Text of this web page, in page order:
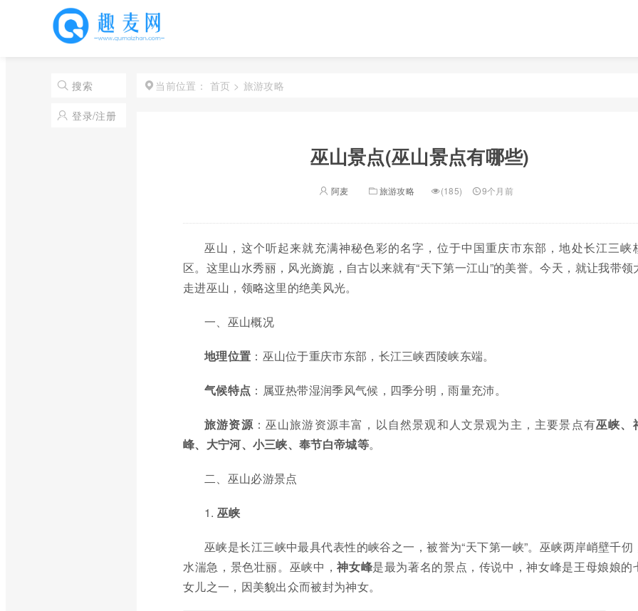
搜索
登录/注册
当前位置： 首页 > 旅游攻略
巫山景点(巫山景点有哪些)
阿麦 旅游攻略 (185) 9个月前
巫山，这个听起来就充满神秘色彩的名字，位于中国重庆市东部，地处长江三峡
区。这里山水秀丽，风光旖旎，自古以来就有“天下第一江山”的美誉。今天，就让我带领
走进巫山，领略这里的绝美风光。
一、巫山概况
地理位置 ：巫山位于重庆市东部，长江三峡西陵峡东端。
气候特点 ：属亚热带湿润季风气候，四季分明，雨量充沛。
旅游资源：巫山旅游资源丰富，以自然景观和人文景观为主，主要景点有巫峡、
峰、大宁河、小三峡、奉节白帝城等。
二、巫山必游景点
1. 巫峡
巫峡是长江三峡中最具代表性的峡谷之一，被誉为“天下第一峡”。巫峡两岸峭壁千仞
水湍急，景色壮丽。巫峡中，神女峰是最为著名的景点，传说中，神女峰是王母娘娘的
女儿之一，因美貌出众而被封为神女。